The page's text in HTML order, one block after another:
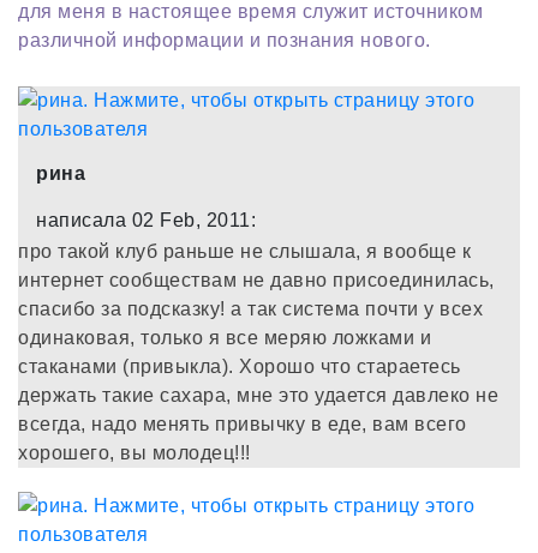
для меня в настоящее время служит источником
различной информации и познания нового.
рина
написала 02 Feb, 2011:
про такой клуб раньше не слышала, я вообще к
интернет сообществам не давно присоединилась,
спасибо за подсказку! а так система почти у всех
одинаковая, только я все меряю ложками и
стаканами (привыкла). Хорошо что стараетесь
держать такие сахара, мне это удается давлеко не
всегда, надо менять привычку в еде, вам всего
хорошего, вы молодец!!!